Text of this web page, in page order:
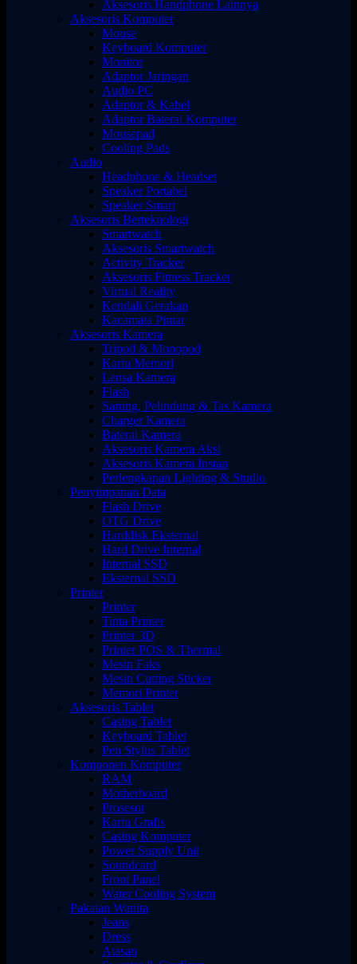
Aksesoris Handphone Lainnya
Aksesoris Komputer
Mouse
Keyboard Komputer
Monitor
Adaptor Jaringan
Audio PC
Adaptor & Kabel
Adaptor Baterai Komputer
Mousepad
Cooling Pads
Audio
Headphone & Headset
Speaker Portabel
Speaker Smart
Aksesoris Berteknologi
Smartwatch
Aksesoris Smartwatch
Activity Tracker
Aksesoris Fitness Tracker
Virtual Reality
Kendali Gerakan
Kacamata Pintar
Aksesoris Kamera
Tripod & Monopod
Kartu Memori
Lensa Kamera
Flash
Sarung, Pelindung & Tas Kamera
Charger Kamera
Baterai Kamera
Aksesoris Kamera Aksi
Aksesoris Kamera Instan
Perlengkapan Lighting & Studio
Penyimpanan Data
Flash Drive
OTG Drive
Harddisk Eksternal
Hard Drive Internal
Internal SSD
Eksternal SSD
Printer
Printer
Tinta Printer
Printer 3D
Printer POS & Thermal
Mesin Faks
Mesin Cutting Sticker
Memori Printer
Aksesoris Tablet
Casing Tablet
Keyboard Tablet
Pen Stylus Tablet
Komponen Komputer
RAM
Motherboard
Prosesor
Kartu Grafis
Casing Komputer
Power Supply Unit
Soundcard
Front Panel
Water Cooling System
Pakaian Wanita
Jeans
Dress
Atasan